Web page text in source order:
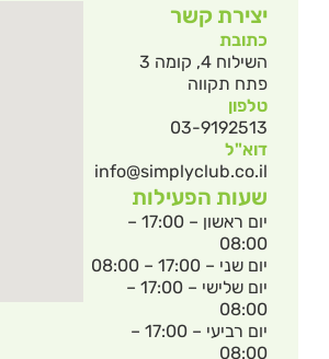
יצירת קשר
כתובת
השילוח 4, קומה 3
פתח תקווה
טלפון
03-9192513
דוא"ל
info@simplyclub.co.il
שעות הפעילות
יום ראשון – 17:00 –
08:00
יום שני – 17:00 – 08:00
יום שלישי – 17:00 –
08:00
יום רביעי – 17:00 –
08:00